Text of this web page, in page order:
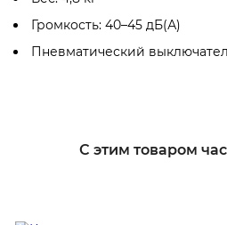
Громкость: 40–45 дБ(А)
Пневматический
С этим товаром